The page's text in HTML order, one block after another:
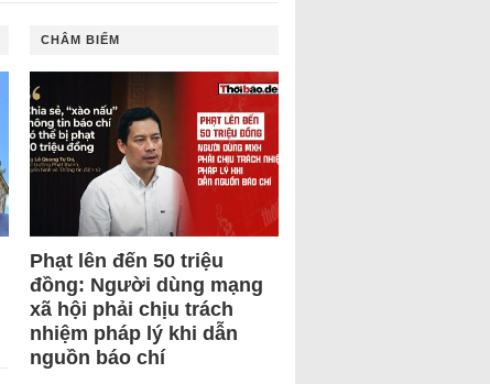
CHÂM BIẾM
Phạt lên đến 50 triệu
đồng: Người dùng mạng
xã hội phải chịu trách
nhiệm pháp lý khi dẫn
nguồn báo chí